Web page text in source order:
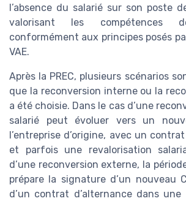
l’absence du salarié sur son poste
valorisant les compétences
conformément aux principes posés
VAE.
Après la PREC, plusieurs scénarios
que la reconversion interne ou la
a été choisie. Dans le cas d’une
salarié peut évoluer vers un
l’entreprise d’origine, avec un
et parfois une revalorisation
d’une reconversion externe, la
prépare la signature d’un nouveau
d’un contrat d’alternance dans